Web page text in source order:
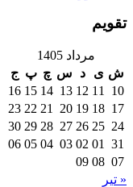
تقویم
مرداد 1405
ش ی د س چ پ ج
10
11
12
13
14
15
16
17
18
19
20
21
22
23
24
25
26
27
28
29
30
31
01
02
03
04
05
06
07
08
09
« تیر